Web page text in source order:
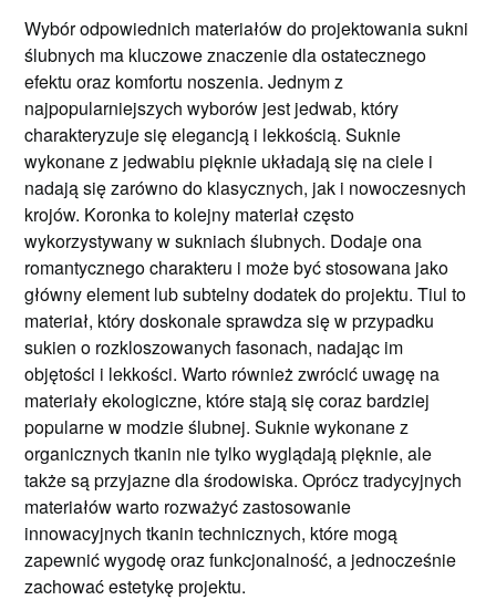
Wybór odpowiednich materiałów do projektowania sukni
ślubnych ma kluczowe znaczenie dla ostatecznego
efektu oraz komfortu noszenia. Jednym z
najpopularniejszych wyborów jest jedwab, który
charakteryzuje się elegancją i lekkością. Suknie
wykonane z jedwabiu pięknie układają się na ciele i
nadają się zarówno do klasycznych, jak i nowoczesnych
krojów. Koronka to kolejny materiał często
wykorzystywany w sukniach ślubnych. Dodaje ona
romantycznego charakteru i może być stosowana jako
główny element lub subtelny dodatek do projektu. Tiul to
materiał, który doskonale sprawdza się w przypadku
sukien o rozkloszowanych fasonach, nadając im
objętości i lekkości. Warto również zwrócić uwagę na
materiały ekologiczne, które stają się coraz bardziej
popularne w modzie ślubnej. Suknie wykonane z
organicznych tkanin nie tylko wyglądają pięknie, ale
także są przyjazne dla środowiska. Oprócz tradycyjnych
materiałów warto rozważyć zastosowanie
innowacyjnych tkanin technicznych, które mogą
zapewnić wygodę oraz funkcjonalność, a jednocześnie
zachować estetykę projektu.